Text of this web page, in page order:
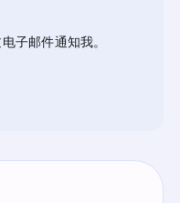
子邮件通知我。